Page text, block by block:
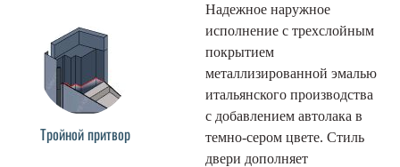
Тройной притвор
Надежное наружное
исполнение с трехслойным
покрытием
металлизированной эмалью
итальянского производства
с добавлением автолака в
темно-сером цвете. Стиль
двери дополняет